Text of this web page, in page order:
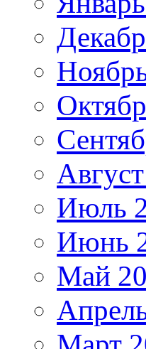
Июль
Июнь
Май